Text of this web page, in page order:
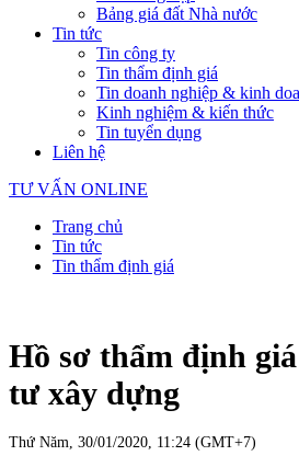
Bảng giá đất Nhà nước
Tin tức
Tin công ty
Tin thẩm định giá
Tin doanh nghiệp & kinh
Kinh nghiệm & kiến thức
Tin tuyển dụng
Liên hệ
TƯ VẤN ONLINE
Trang chủ
Tin tức
Tin thẩm định giá
Hồ sơ thẩm định
tư xây dựng
Thứ Năm, 30/01/2020, 11:24 (GMT+7)